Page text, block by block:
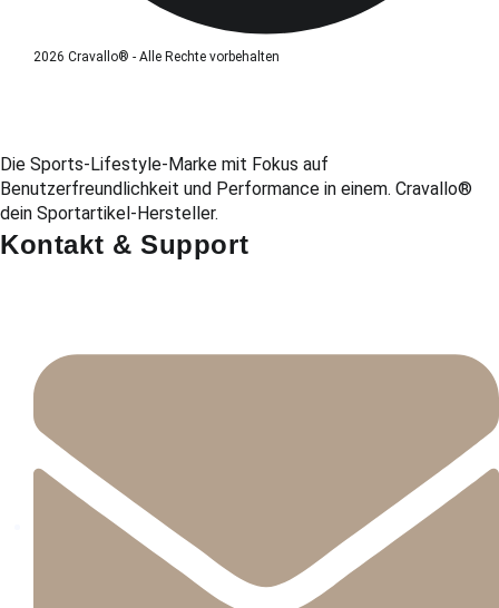
2026 Cravallo® - Alle Rechte vorbehalten
Die Sports-Lifestyle-Marke mit Fokus auf
Benutzerfreundlichkeit und Performance in einem. Cravallo®
dein Sportartikel-Hersteller.
Kontakt & Support